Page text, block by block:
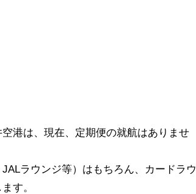
港は、現在、定期便の就航はありませ
ラウンジ等）はもちろん、カードラウ
す。